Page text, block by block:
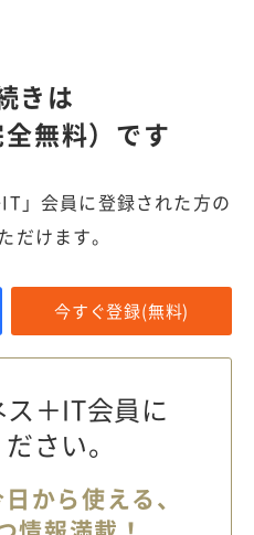
きは
無料）です
」会員に登録された方の
だけます。
今すぐ登録(無料)
＋IT会員に
さい。
から使える、